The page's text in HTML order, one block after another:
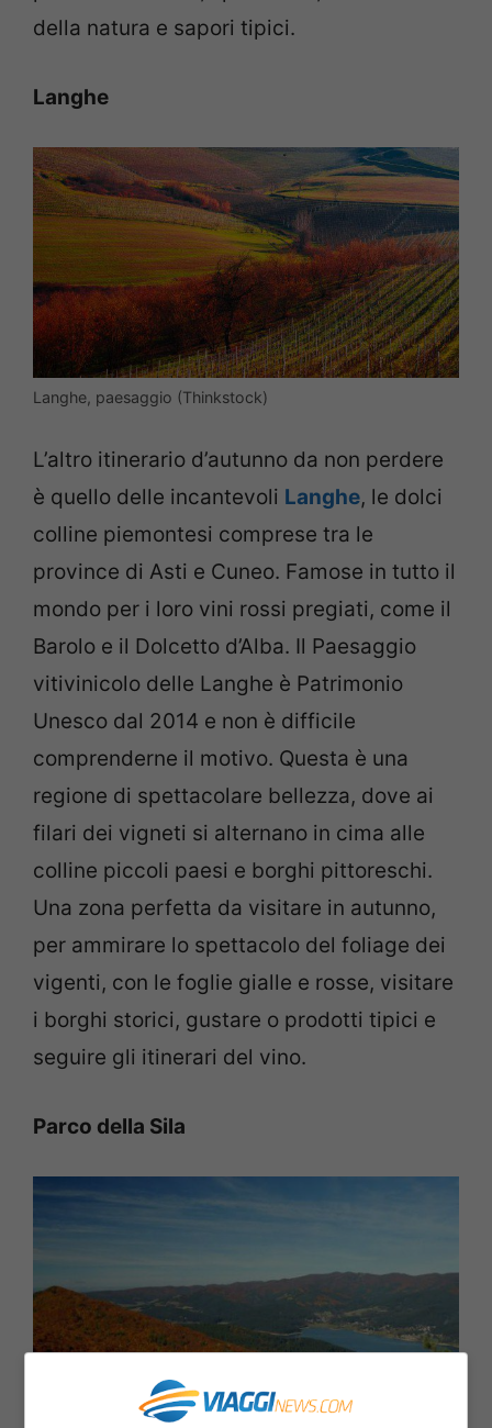
della natura e sapori tipici.
Langhe
Langhe, paesaggio (Thinkstock)
L’altro itinerario d’autunno da non perdere
è quello delle incantevoli Langhe, le dolci
colline piemontesi comprese tra le
province di Asti e Cuneo. Famose in tutto il
mondo per i loro vini rossi pregiati, come il
Barolo e il Dolcetto d’Alba. Il Paesaggio
vitivinicolo delle Langhe è Patrimonio
Unesco dal 2014 e non è difficile
comprenderne il motivo. Questa è una
regione di spettacolare bellezza, dove ai
filari dei vigneti si alternano in cima alle
colline piccoli paesi e borghi pittoreschi.
Una zona perfetta da visitare in autunno,
per ammirare lo spettacolo del foliage dei
vigenti, con le foglie gialle e rosse, visitare
i borghi storici, gustare o prodotti tipici e
seguire gli itinerari del vino.
Parco della Sila